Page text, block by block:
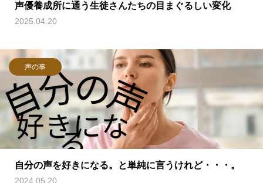
声優養成所に通う生徒さんたちの目まぐるしい変化
2025.04.20
声の事
自分の声を好きになる。と単純に言うけれど・・・。
2024.05.20